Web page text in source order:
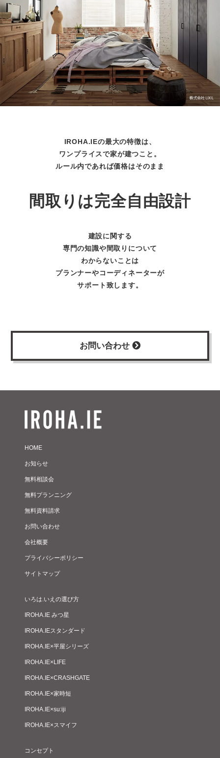
IROHA.IEの最大の特徴は、
ワンプライスで家が建つこと。
ルール内であれば価格はそのまま
間取りは完全自由設計
建設に関する
専門の知識や間取りについて
わからないことは
プランナーやコーディネーターが
サポート致します。
お問い合わせ
HOME
お知らせ
無料相談会
無料プランニング
無料資料請求
お問い合わせ
会社概要
プライバシーポリシー
サイトマップ
いろは.いえの選び方
IROHA.IE みつ星
IROHA.IEスタンダード
IROHA.IE×平屋シリーズ
IROHA.IE×LIFE
IROHA.IE×CRASHGATE
IROHA.IE×家時短
IROHA.IE×su:iji
IROHA.IE×スマイフ
コンセプト